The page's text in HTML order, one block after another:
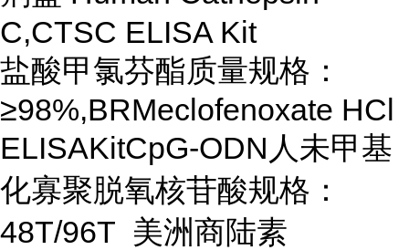
C,CTSC ELISA Kit
盐酸甲氯芬酯质量规格：
≥98%,BRMeclofenoxate HCl
ELISAKitCpG-ODN人未甲基
化寡聚脱氧核苷酸规格：
48T/96T 美洲商陆素